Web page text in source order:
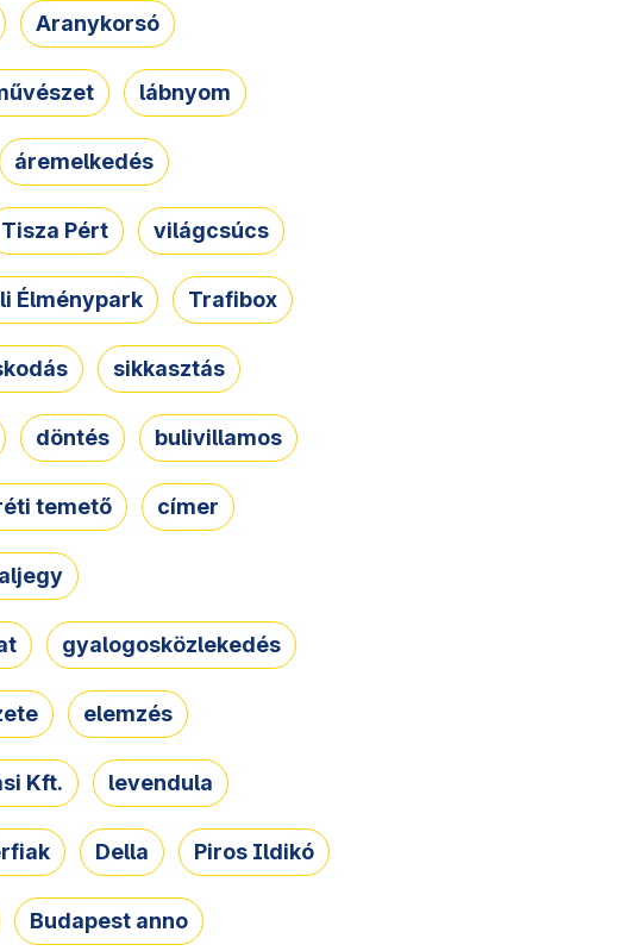
Aranykorsó
lábnyom
áremelkedés
Tisza Pért világcsúcs
Élménypark Trafibox
sikkasztás
döntés bulivillamos
temető címer
gyalogosközlekedés
elemzés
Kft. levendula
Della Piros Ildikó
Budapest anno